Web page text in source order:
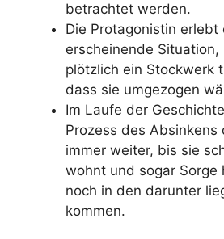
betrachtet werden.
Die Protagonistin erlebt
erscheinende Situation,
plötzlich ein Stockwerk
dass sie umgezogen
Im Laufe der
Prozess des Absinkens
immer weiter, bis sie
wohnt und sogar Sorge
noch in den darunter
kommen.